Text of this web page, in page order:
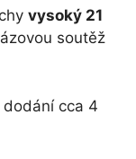
vysoký 21
soutěž
cca 4